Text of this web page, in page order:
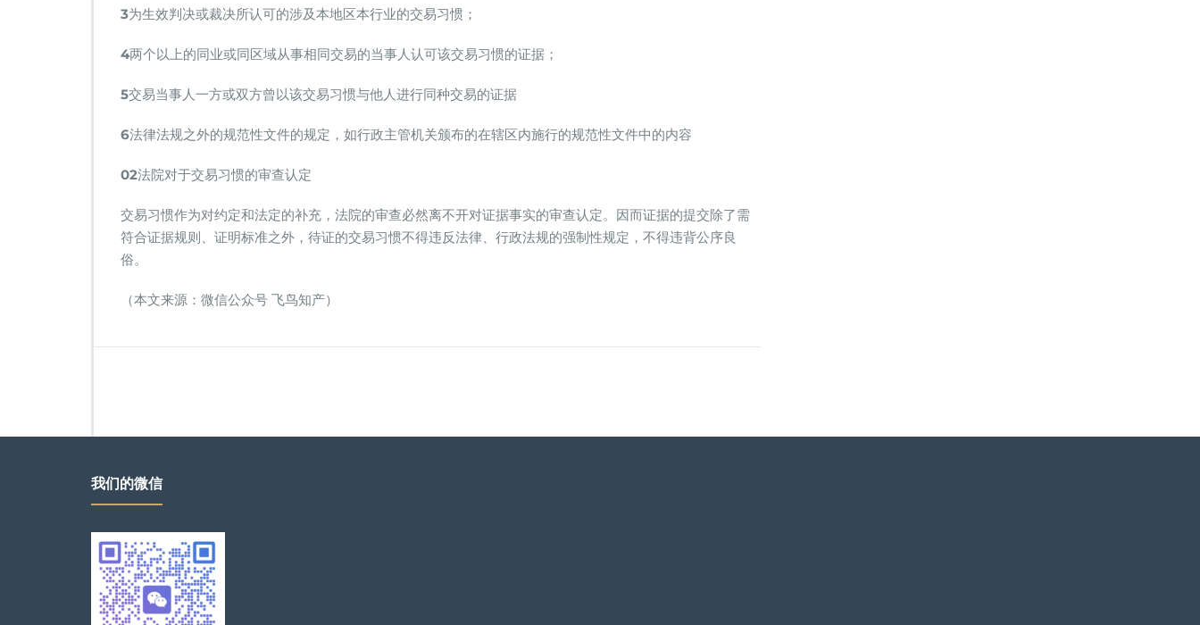
3为生效判决或裁决所认可的涉及本地区本行业的交易习惯；
4两个以上的同业或同区域从事相同交易的当事人认可该交易习惯的证据；
5交易当事人一方或双方曾以该交易习惯与他人进行同种交易的证据
6法律法规之外的规范性文件的规定，如行政主管机关颁布的在辖区内施行的规范性文件中的内容
02法院对于交易习惯的审查认定
交易习惯作为对约定和法定的补充，法院的审查必然离不开对证据事实的审查认定。因而证据的提交除了需
符合证据规则、证明标准之外，待证的交易习惯不得违反法律、行政法规的强制性规定，不得违背公序良
俗。
（本文来源：微信公众号 飞鸟知产）
我们的微信